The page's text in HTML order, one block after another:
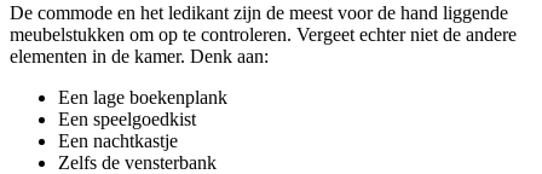
De commode en het ledikant zijn de meest voor de hand liggende
meubelstukken om op te controleren. Vergeet echter niet de andere
elementen in de kamer. Denk aan:
Een lage boekenplank
Een speelgoedkist
Een nachtkastje
Zelfs de vensterbank